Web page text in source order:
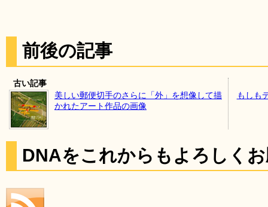
前後の記事
古い記事
美しい郵便切手のさらに「外」を想像して描
かれたアート作品の画像
もしも
DNAをこれからもよろしく